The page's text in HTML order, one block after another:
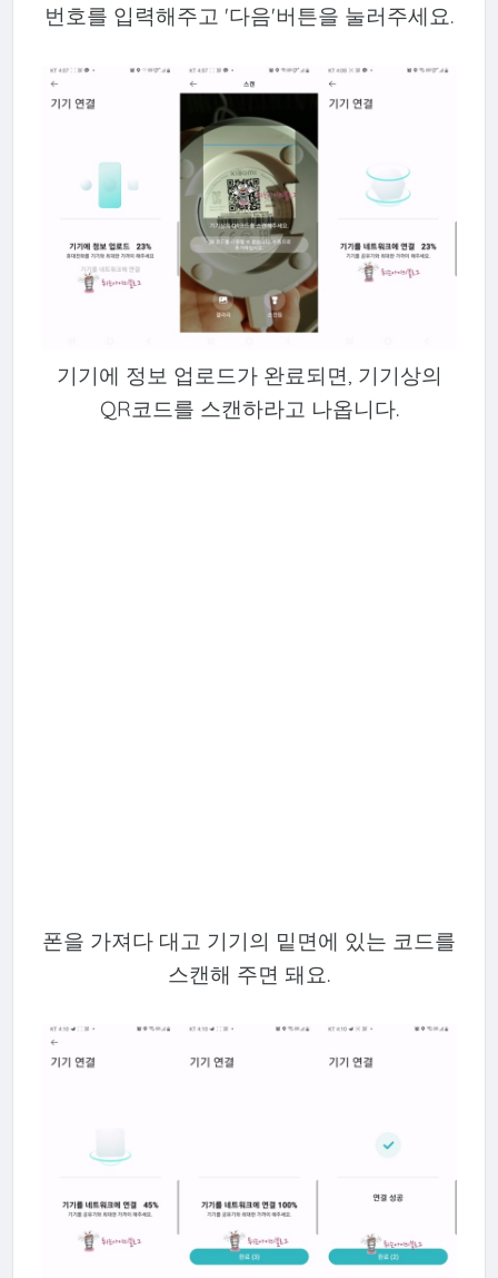
번호를 입력해주고 '다음'버튼을 눌러주세요.
기기에 정보 업로드가 완료되면, 기기상의
QR코드를 스캔하라고 나옵니다.
폰을 가져다 대고 기기의 밑면에 있는 코드를
스캔해 주면 돼요.